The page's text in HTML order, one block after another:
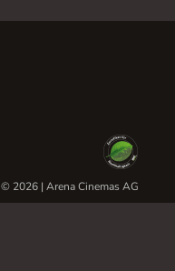
© 2026 | Arena Cinemas AG